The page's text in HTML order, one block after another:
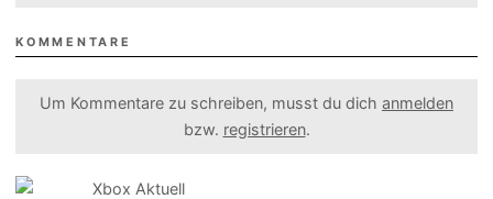
KOMMENTARE
Um Kommentare zu schreiben, musst du dich anmelden
bzw. registrieren.
Xbox Aktuell